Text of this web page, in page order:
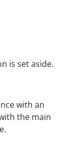
is set aside.
with an
the main